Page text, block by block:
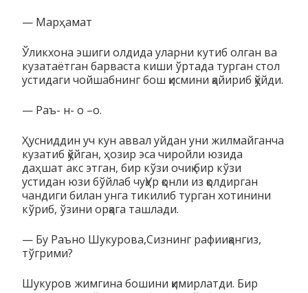
— Марҳамат
Ўликхона эшиги олдида уларни кутиб олган ва
кузатаётган барваста киши ўртада турган стол
устидаги чойшабнинг бош қисмини қайириб қўйди.
— Раъ- н- о –о.
Ҳусниддин уч кун аввал уйдан уни жилмайганча
кузатиб қўйган, ҳозир эса чиройли юзида
даҳшат акс этган, бир кўзи очиқ бир кўзи
устидан юзи бўйлаб чуқУр қонли из қолдирган
чандиги билан унга тикилиб турган хотинини
кўриб, ўзини орқага ташлади.
— Бу Раъно Шукурова,Сизнинг рафииқангиз,
тўгрими?
Шукуров жимгина бошини қимирлатди. Бир